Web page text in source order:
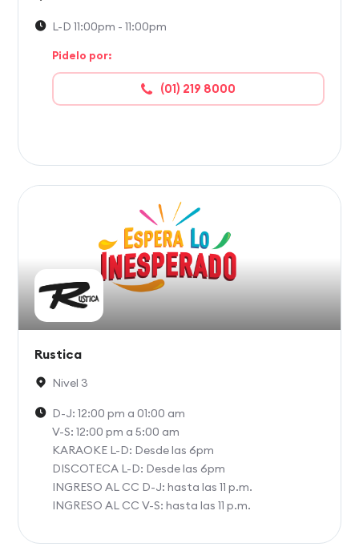
L-D 11:00pm - 11:00pm
Pidelo por:
(01) 219 8000
Rustica
Nivel 3
D-J: 12:00 pm a 01:00 am
V-S: 12:00 pm a 5:00 am
KARAOKE L-D: Desde las 6pm
DISCOTECA L-D: Desde las 6pm
INGRESO AL CC D-J: hasta las 11 p.m.
INGRESO AL CC V-S: hasta las 11 p.m.